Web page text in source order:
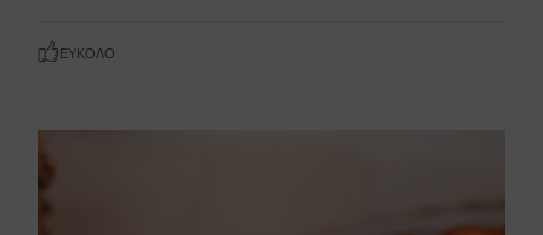
ΕΎΚΟΛΟ